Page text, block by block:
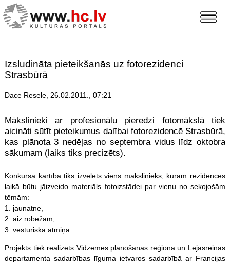
Izsludināta pieteikšanās uz fotorezidenci
Strasbūrā
Dace Resele, 26.02.2011., 07:21
Mākslinieki ar profesionālu pieredzi fotomākslā tiek
aicināti sūtīt pieteikumus dalībai fotorezidencē Strasbūrā,
kas plānota 3 nedēļas no septembra vidus līdz oktobra
sākumam (laiks tiks precizēts).
Konkursa kārtībā tiks izvēlēts viens mākslinieks, kuram rezidences
laikā būtu jāizveido materiāls fotoizstādei par vienu no sekojošām
tēmām:
1. jaunatne,
2. aiz robežām,
3. vēsturiskā atmiņa.
Projekts tiek realizēts Vidzemes plānošanas reģiona un Lejasreinas
departamenta sadarbības līguma ietvaros sadarbībā ar Francijas